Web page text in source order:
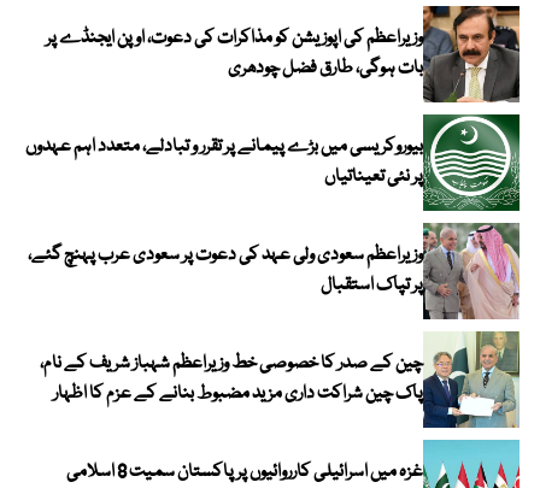
وزیراعظم کی اپوزیشن کو مذاکرات کی دعوت، اوپن ایجنڈے پر
بات ہوگی، طارق فضل چودھری
بیوروکریسی میں بڑے پیمانے پر تقرر و تبادلے، متعدد اہم عہدوں
پر نئی تعیناتیاں
وزیراعظم سعودی ولی عہد کی دعوت پر سعودی عرب پہنچ گئے،
پر تپاک استقبال
چین کے صدر کا خصوصی خط وزیراعظم شہباز شریف کے نام،
پاک چین شراکت داری مزید مضبوط بنانے کے عزم کا اظہار
غزہ میں اسرائیلی کارروائیوں پر پاکستان سمیت 8 اسلامی